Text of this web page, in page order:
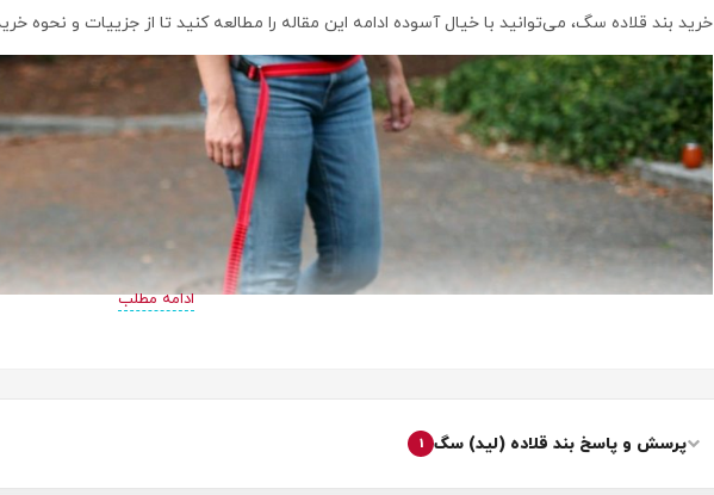
خرید بند قلاده سگ، می‌توانید با خیال آسوده ادامه این مقاله را مطالعه کنید تا از جزییات و نحوه
ادامه مطلب
پرسش و پاسخ بند قلاده (لید) سگ 1